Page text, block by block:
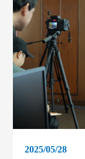
2025/05/28